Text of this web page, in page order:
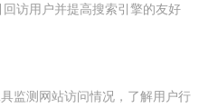
访用户并提高搜索引擎的友好
监测网站访问情况，了解用户行